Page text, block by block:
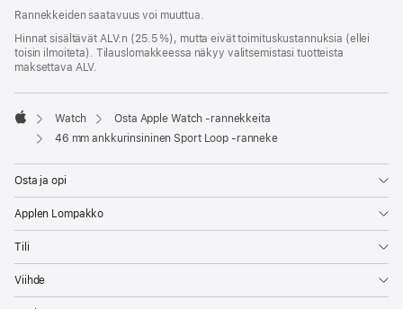
Rannekkeiden saatavuus voi muuttua.
Hinnat sisältävät ALV:n (25.5 %), mutta eivät toimitus­kustannuksia (ellei
toisin ilmoiteta). Tilauslomakkeessa näkyy valitsemistasi tuotteista
maksettava ALV.
Apple
Watch
Osta Apple Watch ‑rannekkeita
46 mm ankkurinsininen Sport Loop ‑ranneke
Osta ja opi
Applen Lompakko
Tili
Viihde